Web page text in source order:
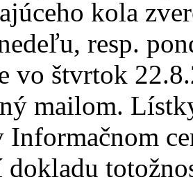
kola
resp.
vo štvrtok
mailom.
Informačnom
dokladu